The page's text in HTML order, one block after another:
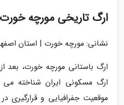
ارگ تاریخی مورچه خورت
نشانی: مورچه خورت | استان
ارگ باستانی مورچه خورت، بعد
ارگ مسکونی ایران شناخته
موقعیت جفرافیایی و قرارگیری